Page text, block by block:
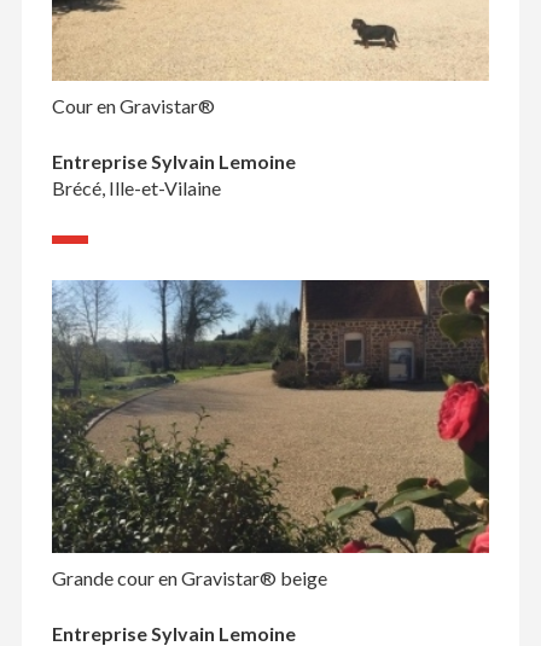
Cour en Gravistar®
Entreprise Sylvain Lemoine
Brécé, Ille-et-Vilaine
Grande cour en Gravistar® beige
Entreprise Sylvain Lemoine